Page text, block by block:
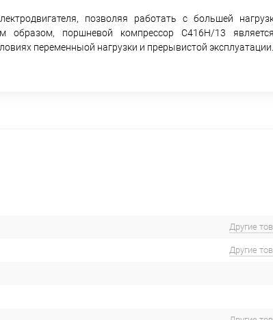
позволяя работать с большей
образом, поршневой компрессор С416Н/13
переменныой нагрузки и прерывистой эксплуатации.
Другие
Другие